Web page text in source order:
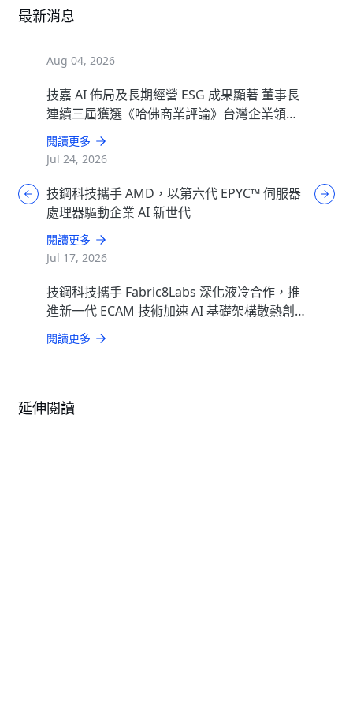
最新消息
Aug 04, 2026
技嘉 AI 佈局及長期經營 ESG 成果顯著 董事長
連續三屆獲選《哈佛商業評論》台灣企業領袖
100強
閱讀更多
Jul 24, 2026
技鋼科技攜手 AMD，以第六代 EPYC™ 伺服器
處理器驅動企業 AI 新世代
閱讀更多
Jul 17, 2026
技鋼科技攜手 Fabric8Labs 深化液冷合作，推
進新一代 ECAM 技術加速 AI 基礎架構散熱創
新
閱讀更多
延伸閱讀